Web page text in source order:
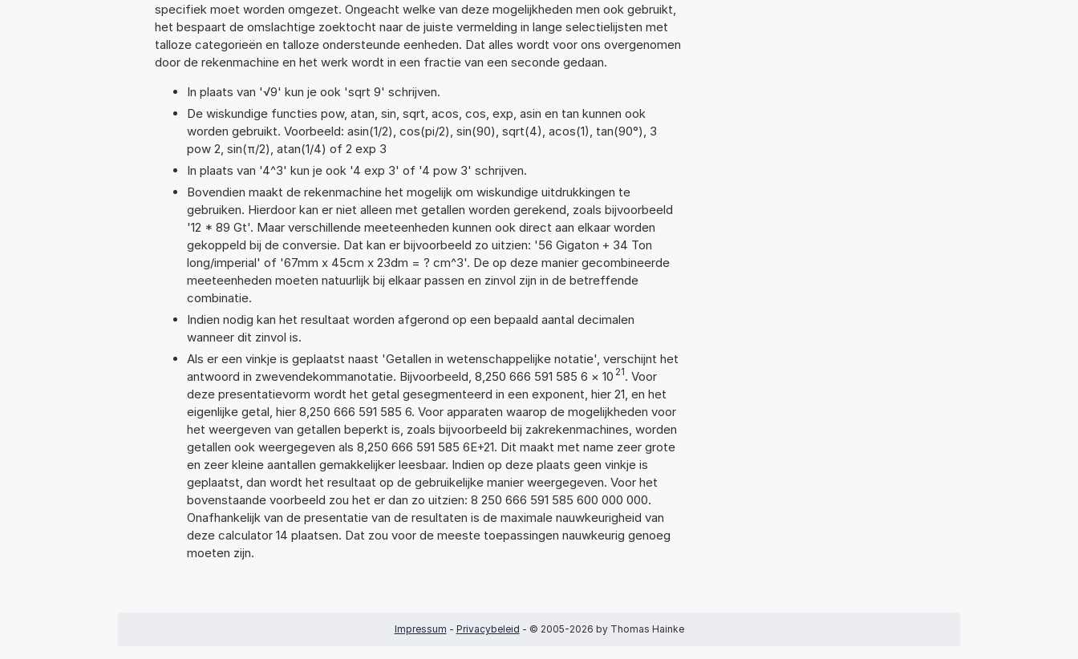
specifiek moet worden omgezet. Ongeacht welke van deze mogelijkheden men ook gebruikt,
het bespaart de omslachtige zoektocht naar de juiste vermelding in lange selectielijsten met
talloze categorieën en talloze ondersteunde eenheden. Dat alles wordt voor ons overgenomen
door de rekenmachine en het werk wordt in een fractie van een seconde gedaan.
In plaats van '√9' kun je ook 'sqrt 9' schrijven.
De wiskundige functies pow, atan, sin, sqrt, acos, cos, exp, asin en tan kunnen ook
worden gebruikt. Voorbeeld: asin(1/2), cos(pi/2), sin(90), sqrt(4), acos(1), tan(90°), 3
pow 2, sin(π/2), atan(1/4) of 2 exp 3
In plaats van '4^3' kun je ook '4 exp 3' of '4 pow 3' schrijven.
Bovendien maakt de rekenmachine het mogelijk om wiskundige uitdrukkingen te
gebruiken. Hierdoor kan er niet alleen met getallen worden gerekend, zoals bijvoorbeeld
'12 * 89 Gt'. Maar verschillende meeteenheden kunnen ook direct aan elkaar worden
gekoppeld bij de conversie. Dat kan er bijvoorbeeld zo uitzien: '56 Gigaton + 34 Ton
long/imperial' of '67mm x 45cm x 23dm = ? cm^3'. De op deze manier gecombineerde
meeteenheden moeten natuurlijk bij elkaar passen en zinvol zijn in de betreffende
combinatie.
Indien nodig kan het resultaat worden afgerond op een bepaald aantal decimalen
wanneer dit zinvol is.
Als er een vinkje is geplaatst naast 'Getallen in wetenschappelijke notatie', verschijnt het
antwoord in zwevendekommanotatie. Bijvoorbeeld, 8,250 666 591 585 6 × 10 21. Voor
deze presentatievorm wordt het getal gesegmenteerd in een exponent, hier 21, en het
eigenlijke getal, hier 8,250 666 591 585 6. Voor apparaten waarop de mogelijkheden voor
het weergeven van getallen beperkt is, zoals bijvoorbeeld bij zakrekenmachines, worden
getallen ook weergegeven als 8,250 666 591 585 6E+21. Dit maakt met name zeer grote
en zeer kleine aantallen gemakkelijker leesbaar. Indien op deze plaats geen vinkje is
geplaatst, dan wordt het resultaat op de gebruikelijke manier weergegeven. Voor het
bovenstaande voorbeeld zou het er dan zo uitzien: 8 250 666 591 585 600 000 000.
Onafhankelijk van de presentatie van de resultaten is de maximale nauwkeurigheid van
deze calculator 14 plaatsen. Dat zou voor de meeste toepassingen nauwkeurig genoeg
moeten zijn.
Impressum - Privacybeleid - © 2005-2026 by Thomas Hainke